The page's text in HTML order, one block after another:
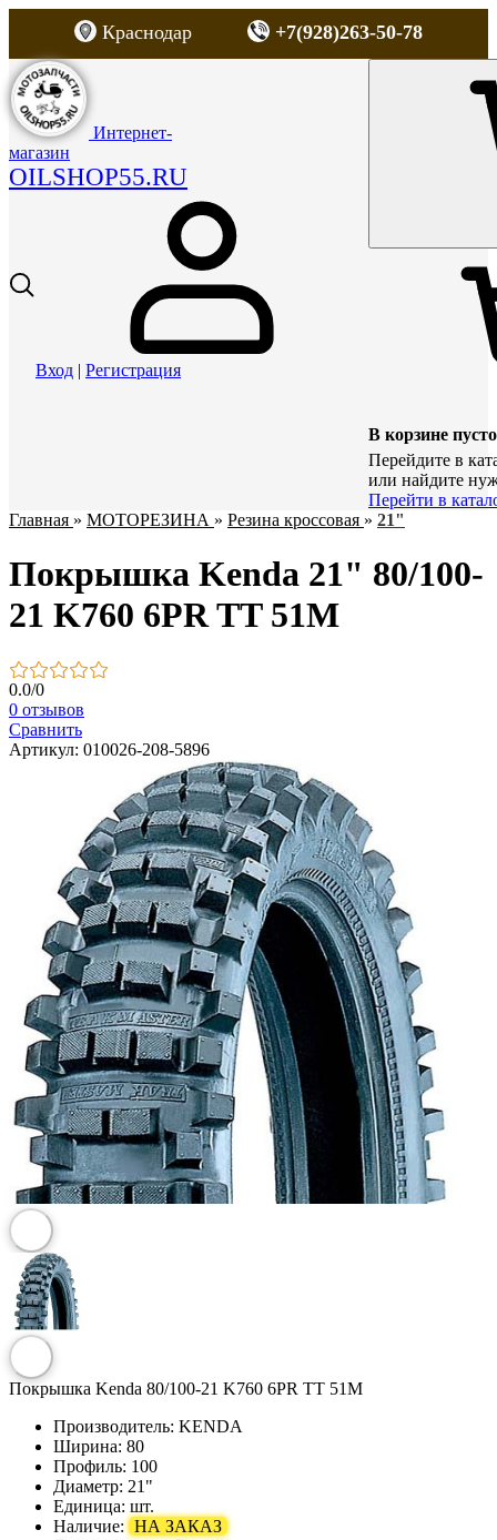
Краснодар +7(928)263-50-78
Интернет-
магазин
OILSHOP55.RU
Вход | Регистрация
В корзине пусто
Перейдите в
или найдите
Перейти в
Главная » МОТОРЕЗИНА » Резина кроссовая » 21"
Покрышка Kenda 21" 80/100-
21 K760 6PR TT 51M
0.0/0
0 отзывов
Сравнить
Артикул: 010026-208-5896
Покрышка Kenda 80/100-21 K760 6PR TT 51M
Производитель: KENDA
Ширина: 80
Профиль: 100
Диаметр: 21"
Единица: шт.
Наличие: НА ЗАКАЗ